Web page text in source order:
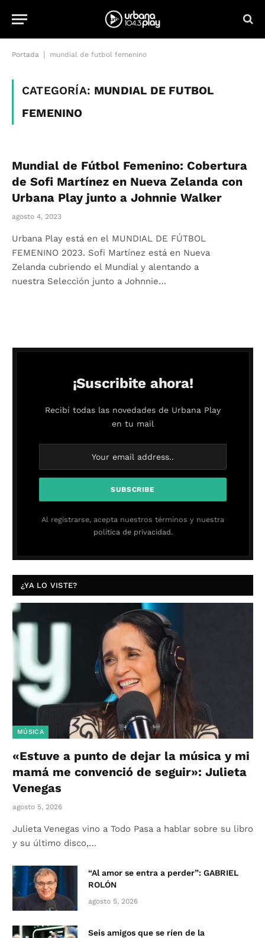
Portada mundial de futbol femenino
CATEGORÍA: MUNDIAL DE FUTBOL
FEMENINO
Mundial de Fútbol Femenino: Cobertura
de Sofi Martínez en Nueva Zelanda con
Urbana Play junto a Johnnie Walker
agosto 4, 2023
Urbana Play está en el MUNDIAL DE FÚTBOL
FEMENINO 2023. Sofi Martínez está en Nueva
Zelanda cubriendo el Mundial y alentando a
nuestra Selección junto a Johnnie…
¡Suscribite ahora!
Recibí todas las novedades de Urbana Play
en tu mail
Al registrarse, acepta nuestros términos y nuestra
política de privacidad.
¿YA LO VISTE?
MÚSICA
«Estuve a punto de dejar la música y mi
mamá me convenció de seguir»: Julieta
Venegas
agosto 5, 2026
Julieta Venegas vino a Todo Pasa a hablar sobre su libro
y su último disco,…
“Al amor se entra a perder”: GABRIEL
ROLÓN
agosto 5, 2026
Seis amigos que se ríen de la